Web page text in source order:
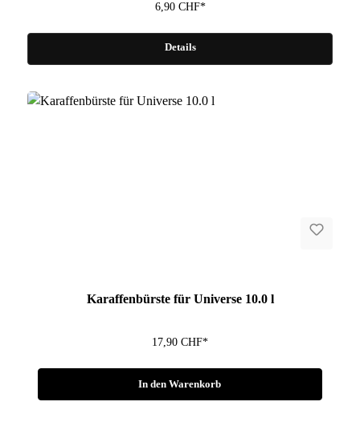
6,90 CHF*
Details
Karaffenbürste für Universe 10.0 l
17,90 CHF*
In den Warenkorb